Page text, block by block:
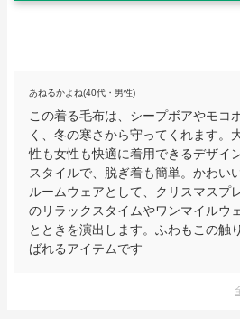
あねるかよね(40代・男性)
この着る毛布は、シープボアやモコ
く、冬の寒さから守ってくれます。
性も女性も快適に着用できるデザイ
スタイルで、脱ぎ着も簡単。かわい
ルームウェアとして、クリスマスプ
のリラックスタイムやワンマイルウ
とときを演出します。ふわもこの触
ばれるアイテムです